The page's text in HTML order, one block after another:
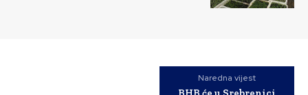
Naredna vijest